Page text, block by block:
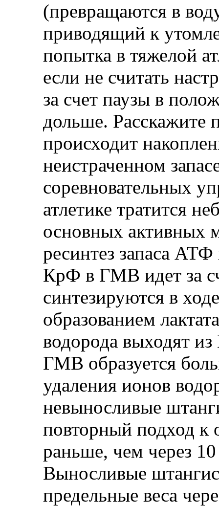
(превращаются в
приводящий к
попытка в тяжелой
если не считать
за счет паузы в
дольше. Расскажите
происходит
неистраченном
соревновательных
атлетике тратится
основных активных
ресинтез запаса
КрФ в ГМВ идет за
синтезируются в
образованием
водорода выходят
ГМВ образуется
удаления ионов
невыносливые
повторный подход к
раньше, чем через
Выносливые
предельные веса